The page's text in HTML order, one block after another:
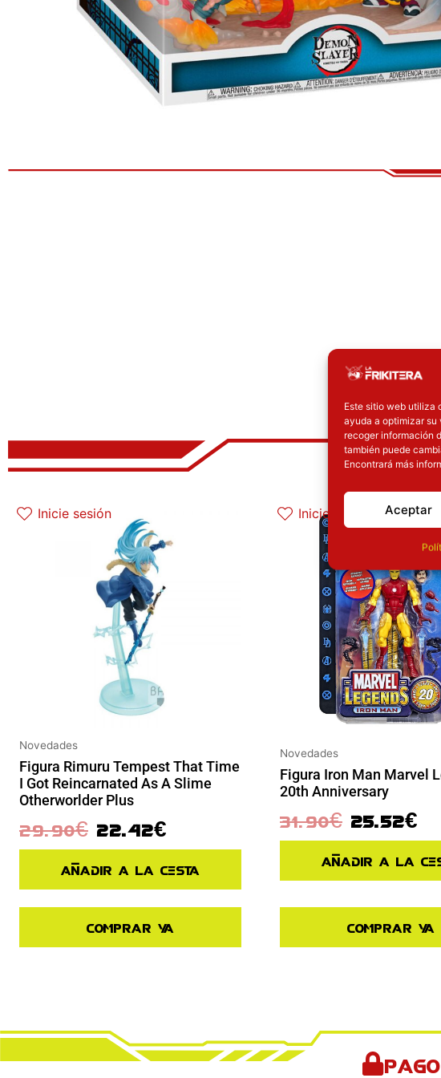
Este sitio web utiliza
ayuda a optimizar su
recoger información
también puede
Encontrará más
Aceptar
Inicie sesión
Novedades
Figura Rimuru Tempest That Time
I Got Reincarnated As A Slime
Otherworlder Plus
29.90€ 22.42€
Añadir a la cesta
Comprar ya
Inicie sesión
Novedades
Figura Iron Man Marvel
20th Anniversary
31.90€
El precio original era: 31.90€.
25.52€
El
Añadir a la
Comprar ya